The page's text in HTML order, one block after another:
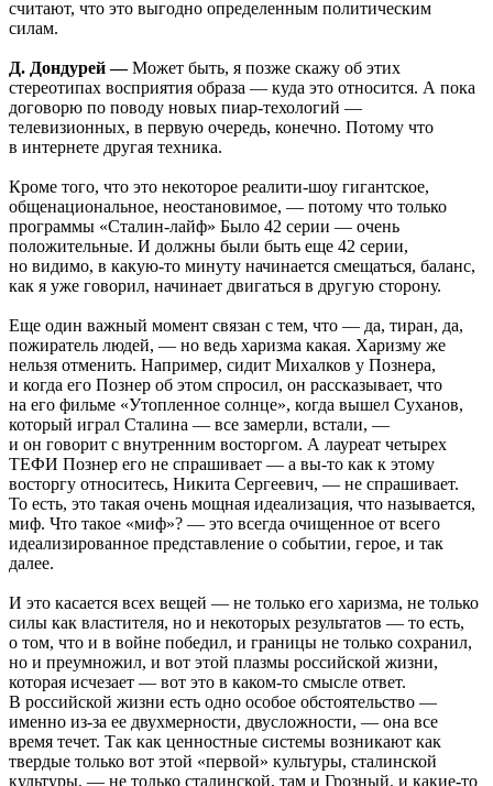
считают, что это выгодно определенным политическим
силам.
Д. Дондурей —Может быть, я позже скажу об этих
стереотипах восприятия образа — куда это относится. А пока
договорю по поводу новых пиар-техологий —
телевизионных, в первую очередь, конечно. Потому что
в интернете другая техника.
Кроме того, что это некоторое реалити-шоу гигантское,
общенациональное, неостановимое, — потому что только
программы «Сталин-лайф» Было 42 серии — очень
положительные. И должны были быть еще 42 серии,
но видимо, в какую-то минуту начинается смещаться, баланс,
как я уже говорил, начинает двигаться в другую сторону.
Еще один важный момент связан с тем, что — да, тиран, да,
пожиратель людей, — но ведь харизма какая. Харизму же
нельзя отменить. Например, сидит Михалков у Познера,
и когда его Познер об этом спросил, он рассказывает, что
на его фильме «Утопленное солнце», когда вышел Суханов,
который играл Сталина — все замерли, встали, —
и он говорит с внутренним восторгом. А лауреат четырех
ТЕФИ Познер его не спрашивает — а вы-то как к этому
восторгу относитесь, Никита Сергеевич, — не спрашивает.
То есть, это такая очень мощная идеализация, что называется,
миф. Что такое «миф»? — это всегда очищенное от всего
идеализированное представление о событии, герое, и так
далее.
И это касается всех вещей — не только его харизма, не только
силы как властителя, но и некоторых результатов — то есть,
о том, что и в войне победил, и границы не только сохранил,
но и преумножил, и вот этой плазмы российской жизни,
которая исчезает — вот это в каком-то смысле ответ.
В российской жизни есть одно особое обстоятельство —
именно из-за ее двухмерности, двусложности, — она все
время течет. Так как ценностные системы возникают как
твердые только вот этой «первой» культуры, сталинской
культуры, — не только сталинской, там и Грозный, и какие-то